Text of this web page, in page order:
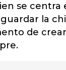
se centra
la
de